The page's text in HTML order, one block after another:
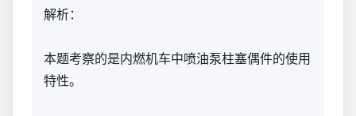
解析：
本题考察的是内燃机车中喷油泵柱塞偶件的使用
特性。